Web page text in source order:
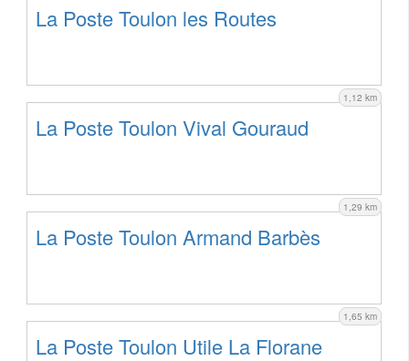
La Poste Toulon les Routes
1,12 km
La Poste Toulon Vival Gouraud
1,29 km
La Poste Toulon Armand Barbès
1,65 km
La Poste Toulon Utile La Florane